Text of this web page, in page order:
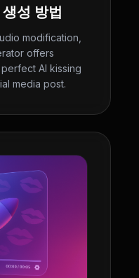
성 방법
modification,
offers
AI kissing
media post.